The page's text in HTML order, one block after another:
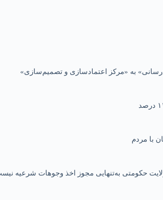
به «مرکز اعتمادسازی و تصمیم‌سازی»
حکومتی به‌تنهایی مجوز اخذ وجوهات شرعیه